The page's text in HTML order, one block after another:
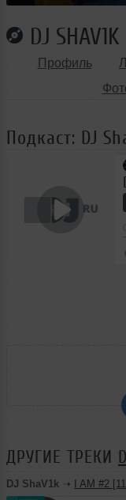
DJ SHAV1K
Профиль
Подкаст: DJ
ДРУГИЕ ТРЕКИ
DJ ShaV1k ➝ I AM #2